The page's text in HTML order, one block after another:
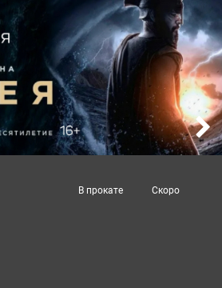
В прокате Скоро